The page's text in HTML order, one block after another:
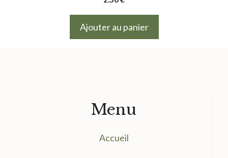
Ajouter au panier
Menu
Accueil